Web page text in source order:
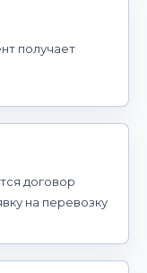
получает
договор
на перевозку